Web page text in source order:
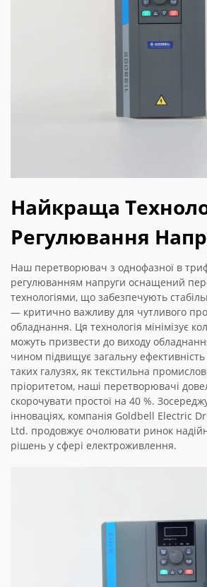
Найкраща
Регулювання
Наш перетворювач з однофазної в
регулюванням напруги оснащений
технологіями, що забезпечують
— критично важливу для чутливого
обладнання. Ця технологія мінімізує
можуть призвести до виходу
чином підвищує загальну ефективність
таких галузях, як текстильна
пріоритетом, наші перетворювачі
скорочувати простої на 40 %.
інноваціях, компанія Goldbell Electric
Ltd. продовжує очолювати ринок
рішень у сфері електроживлення.